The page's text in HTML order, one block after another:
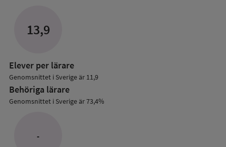
13,9
Elever per lärare
Genomsnittet i Sverige är 11,9
Behöriga lärare
Genomsnittet i Sverige är 73,4%
-